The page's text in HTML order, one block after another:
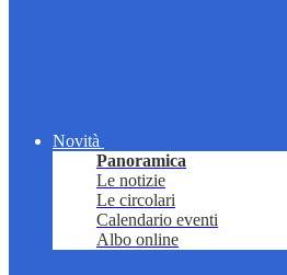
Novità
Panoramica
Le notizie
Le circolari
Calendario eventi
Albo online